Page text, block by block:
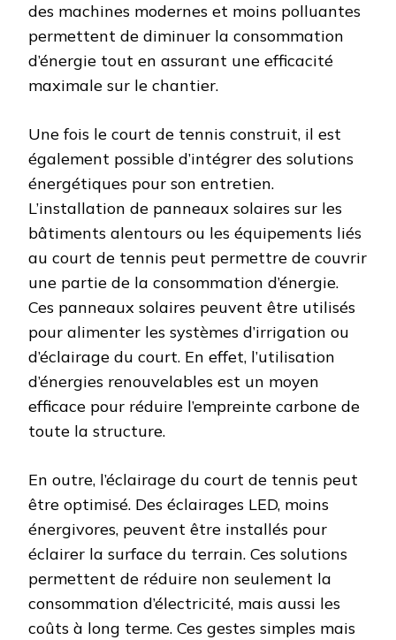
des machines modernes et moins polluantes
permettent de diminuer la consommation
d’énergie tout en assurant une efficacité
maximale sur le chantier.
Une fois le court de tennis construit, il est
également possible d’intégrer des solutions
énergétiques pour son entretien.
L’installation de panneaux solaires sur les
bâtiments alentours ou les équipements liés
au court de tennis peut permettre de couvrir
une partie de la consommation d’énergie.
Ces panneaux solaires peuvent être utilisés
pour alimenter les systèmes d’irrigation ou
d’éclairage du court. En effet, l’utilisation
d’énergies renouvelables est un moyen
efficace pour réduire l’empreinte carbone de
toute la structure.
En outre, l’éclairage du court de tennis peut
être optimisé. Des éclairages LED, moins
énergivores, peuvent être installés pour
éclairer la surface du terrain. Ces solutions
permettent de réduire non seulement la
consommation d’électricité, mais aussi les
coûts à long terme. Ces gestes simples mais